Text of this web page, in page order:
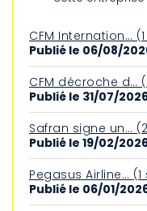
CFM Internation…
Publié le 06/08/
CFM décroche d…
Publié le 31/07/
Safran signe un…
Publié le 19/02/
Pegasus Airline…
Publié le 06/01/